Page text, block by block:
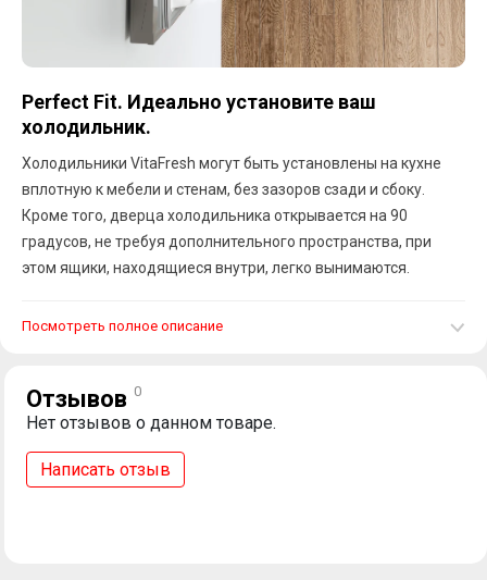
Perfect Fit. Идеально установите ваш
холодильник.
Холодильники VitaFresh могут быть установлены на кухне
вплотную к мебели и стенам, без зазоров сзади и сбоку.
Кроме того, дверца холодильника открывается на 90
градусов, не требуя дополнительного пространства, при
этом ящики, находящиеся внутри, легко вынимаются.
Посмотреть полное описание
Отзывов 0
Нет отзывов о данном товаре.
Написать отзыв